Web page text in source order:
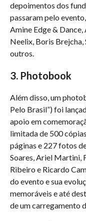
depoimentos dos
passaram pelo
Amine Edge &
Neelix, Boris
outros.
3. Photobook
Além disso, um
Pelo Brasil”) foi
apoio em
limitada de 500
páginas e 227 fotos
Soares, Ariel Martini,
Ribeiro e Ricardo
do evento e sua
memoráveis e até
de um carregamento